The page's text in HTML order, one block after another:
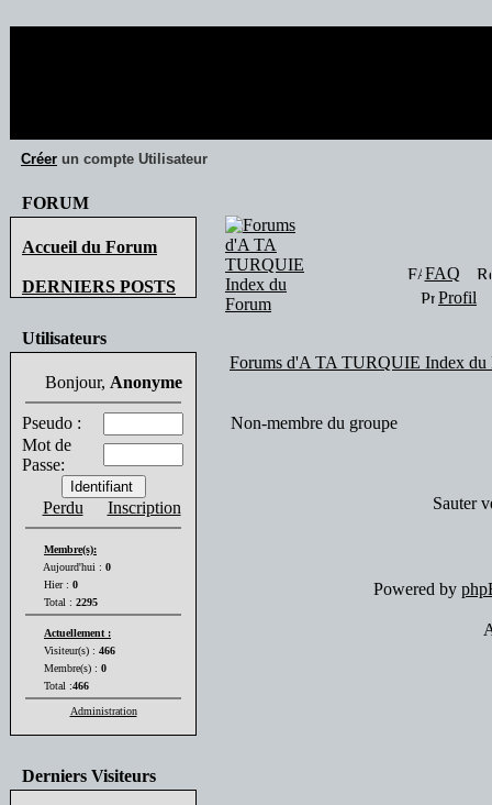
Créer un compte Utilisateur
FORUM
Accueil du Forum
DERNIERS POSTS
Utilisateurs
Bonjour, Anonyme
Pseudo :
Mot de
Passe:
Perdu Inscription
Membre(s):
Aujourd'hui : 0
Hier : 0
Total : 2295
Actuellement :
Visiteur(s) : 466
Membre(s) : 0
Total :466
Administration
Derniers Visiteurs
FAQ
Profil
Forums d'A TA TURQUIE Index du
Non-membre du groupe
Sauter
Powered by